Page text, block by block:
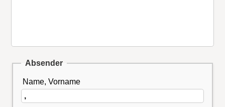
Absender
Name, Vorname